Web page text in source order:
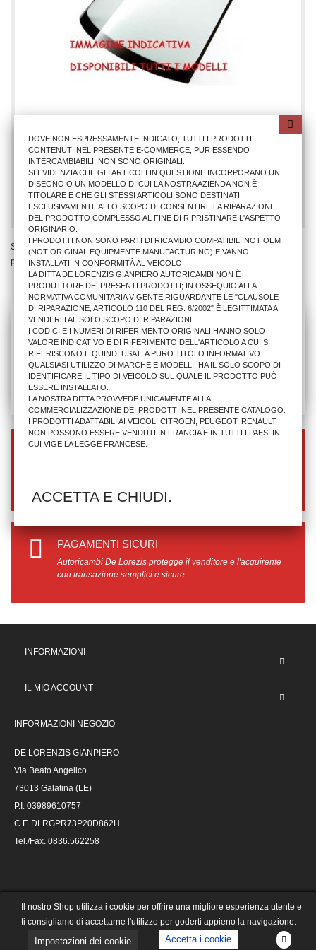
Il nostro Shop utilizza i cookie per offrire una migliore esperienza utente e
ti consigliamo di accettarne l'utilizzo per goderti appieno la navigazione.
Accetta i cookie
Impostazioni dei cookie
91,50 €
AGGIUNGI AL CARRELLO
Stai Visualizzando 1 - 1 di 1
prodotto
PAGAMENTI SICURI
Autoricambi De Lorezis protegge il venditore e l'acquirente
con transazione semplici e sicure.
INFORMAZIONI
IL MIO ACCOUNT
INFORMAZIONI NEGOZIO
DE LORENZIS GIANPIERO
Via Beato Angelico
73013 Galatina (LE)
P.I. 03989610757
C.F. DLRGPR73P20D862H
Tel./Fax. 0836.562258
powered by
| e-commerce collegato alla
DOVE NON ESPRESSAMENTE INDICATO, TUTTI I PRODOTTI
CONTENUTI NEL PRESENTE E-COMMERCE, PUR ESSENDO
INTERCAMBIABILI, NON SONO ORIGINALI.
SI EVIDENZIA CHE GLI ARTICOLI IN QUESTIONE INCORPORANO UN
DISEGNO O UN MODELLO DI CUI LA NOSTRA AZIENDA NON È
TITOLARE E CHE GLI STESSI ARTICOLI SONO DESTINATI
ESCLUSIVAMENTE ALLO SCOPO DI CONSENTIRE LA RIPARAZIONE
DEL PRODOTTO COMPLESSO AL FINE DI RIPRISTINARE L'ASPETTO
ORIGINARIO.
I PRODOTTI NON SONO PARTI DI RICAMBIO COMPATIBILI NOT OEM
(NOT ORIGINAL EQUIPMENTE MANUFACTURING) E VANNO
INSTALLATI IN CONFORMITÀ AL VEICOLO.
LA DITTA DE LORENZIS GIANPIERO AUTORICAMBI NON È
PRODUTTORE DEI PRESENTI PRODOTTI; IN OSSEQUIO ALLA
NORMATIVA COMUNITARIA VIGENTE RIGUARDANTE LE "CLAUSOLE
DI RIPARAZIONE, ARTICOLO 110 DEL REG. 6/2002" È LEGITTIMATA A
VENDERLI AL SOLO SCOPO DI RIPARAZIONE.
I CODICI E I NUMERI DI RIFERIMENTO ORIGINALI HANNO SOLO
VALORE INDICATIVO E DI RIFERIMENTO DELL'ARTICOLO A CUI SI
RIFERISCONO E QUINDI USATI A PURO TITOLO INFORMATIVO.
QUALSIASI UTILIZZO DI MARCHE E MODELLI, HA IL SOLO SCOPO DI
IDENTIFICARE IL TIPO DI VEICOLO SUL QUALE IL PRODOTTO PUÒ
ESSERE INSTALLATO.
LA NOSTRA DITTA PROVVEDE UNICAMENTE ALLA
COMMERCIALIZZAZIONE DEI PRODOTTI NEL PRESENTE CATALOGO.
I PRODOTTI ADATTABILI AI VEICOLI CITROEN, PEUGEOT, RENAULT
NON POSSONO ESSERE VENDUTI IN FRANCIA E IN TUTTI I PAESI IN
CUI VIGE LA LEGGE FRANCESE.
ACCETTA E CHIUDI.